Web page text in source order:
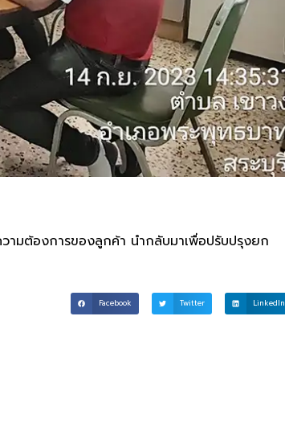
วามต้องการของลูกค้า นำกลับมาเพื่อปรับปรุงยก
Facebook Twitter LinkedIn